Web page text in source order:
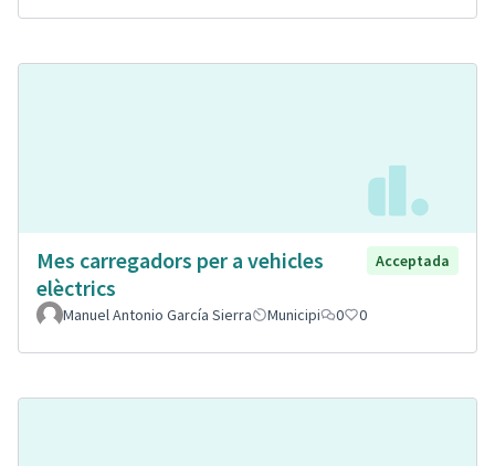
Mes carregadors per a vehicles
elèctrics
Acceptada
Manuel Antonio García Sierra Municipi 0 0